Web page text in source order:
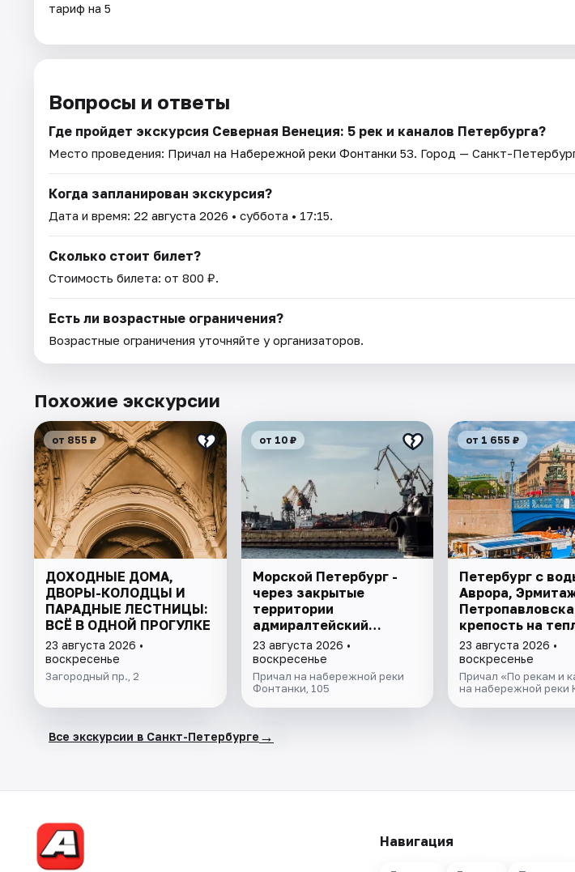
тариф на 5
Вопросы и ответы
Где пройдет экскурсия Северная Венеция: 5 рек и каналов Петербурга?
Место проведения: Причал на Набережной реки Фонтанки 53. Город — Санкт-
Когда запланирован экскурсия?
Дата и время: 22 августа 2026 • суббота • 17:15.
Сколько стоит билет?
Стоимость билета: от 800 ₽.
Есть ли возрастные ограничения?
Возрастные ограничения уточняйте у организаторов.
Похожие экскурсии
от 855 ₽
ДОХОДНЫЕ ДОМА,
ДВОРЫ-КОЛОДЦЫ И
ПАРАДНЫЕ ЛЕСТНИЦЫ:
ВСЁ В ОДНОЙ ПРОГУЛКЕ
23 августа 2026 •
воскресенье
Загородный пр., 2
от 10 ₽
Морской Петербург -
через закрытые
территории
адмиралтейский
верфей
23 августа 2026 •
воскресенье
Причал на набережной реки
Фонтанки, 105
от 1 655 ₽
Петербург с
Аврора,
крепость на
23 августа 2026 •
воскресенье
Причал «По рекам и
на набережной реки
Все экскурсии в Санкт-Петербурге →
Навигация